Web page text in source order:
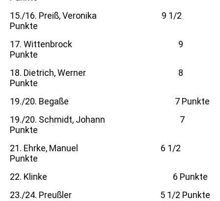
15./16. Preiß, Veronika 9 1/2
Punkte
17. Wittenbrock 9
Punkte
18. Dietrich, Werner 8
Punkte
19./20. Begaße 7 Punkte
19./20. Schmidt, Johann 7
Punkte
21. Ehrke, Manuel 6 1/2
Punkte
22. Klinke 6 Punkte
23./24. Preußler 5 1/2 Punkte